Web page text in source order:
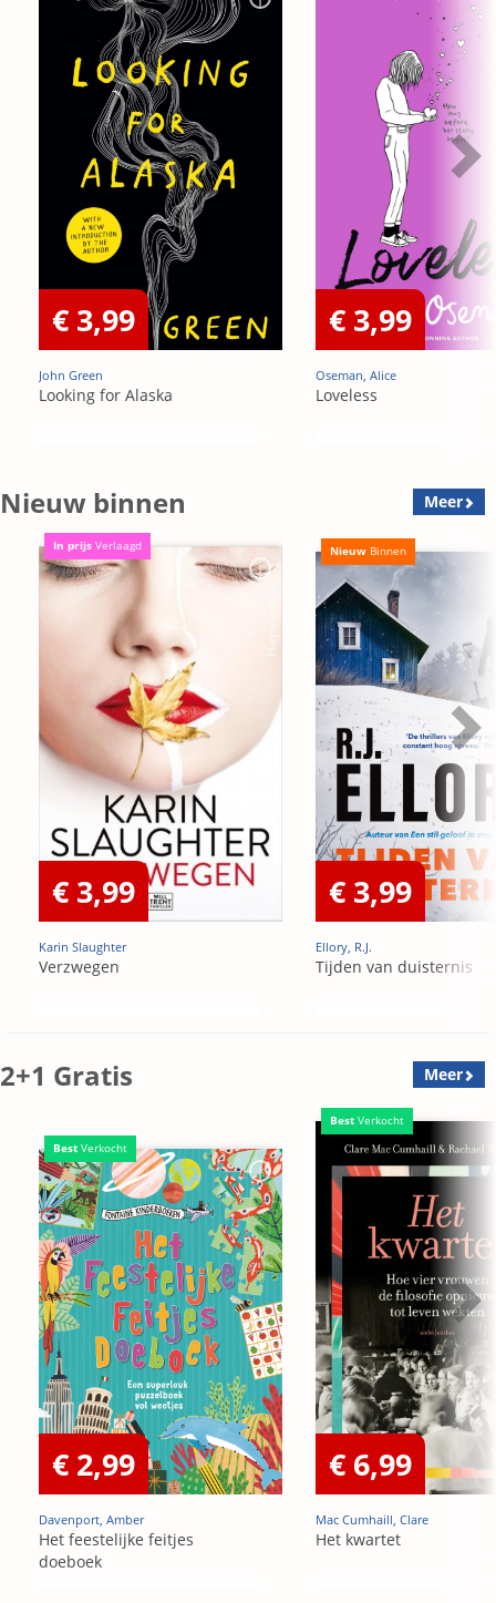
€ 3,99
John Green
Looking for Alaska
€ 3,99
Oseman, Alice
Loveless
Nieuw binnen Meer
In prijs Verlaagd
€ 3,99
Karin Slaughter
Verzwegen
Nieuw Binnen
€ 3,99
Ellory, R.J.
Tijden van duisternis
2+1 Gratis Meer
Best Verkocht
€ 2,99
Davenport, Amber
Het feestelijke feitjes
doeboek
Best Verkocht
€ 6,99
Mac Cumhaill, Clare
Het kwartet